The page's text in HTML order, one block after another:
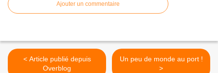
Ajouter un commentaire
< Article publié depuis
Overblog
Un peu de monde au port !
>